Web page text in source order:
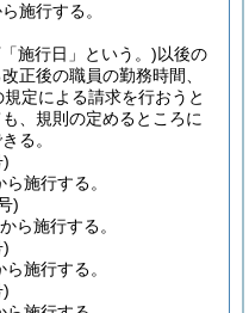
施行する。
施行日」という。)以後の
正後の職員の勤務時間、
定による請求を行おうと
、規則の定めるところに
る。
)
施行する。
)
ら施行する。
)
施行する。
)